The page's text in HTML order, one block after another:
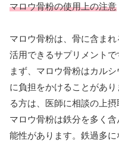
マロウ骨粉の使用上の注意
マロウ骨粉は、骨に含ま
活用できるサプリメントで
まず、マロウ骨粉はカル
に負担をかけることがあ
る方は、医師に相談の上
マロウ骨粉は鉄分を多く
能性があります。鉄過多